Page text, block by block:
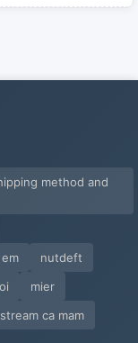
method and
nutdeft
mier
ca mam